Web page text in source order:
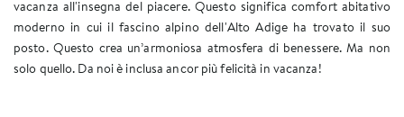
vacanza all'insegna del piacere. Questo significa comfort abitativo
moderno in cui il fascino alpino dell'Alto Adige ha trovato il suo
posto. Questo crea un’armoniosa atmosfera di benessere. Ma non
solo quello. Da noi è inclusa ancor più felicità in vacanza!